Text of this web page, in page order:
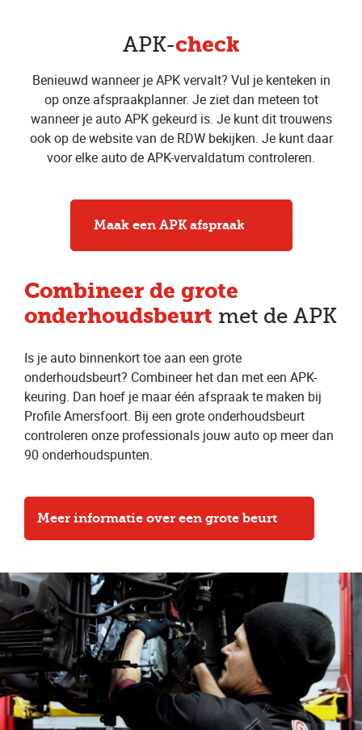
APK-check
Benieuwd wanneer je APK vervalt? Vul je kenteken in
op onze afspraakplanner. Je ziet dan meteen tot
wanneer je auto APK gekeurd is. Je kunt dit trouwens
ook op de website van de RDW bekijken. Je kunt daar
voor elke auto de APK-vervaldatum controleren.
Maak een APK afspraak
Combineer de grote
onderhoudsbeurt met de APK
Is je auto binnenkort toe aan een grote
onderhoudsbeurt? Combineer het dan met een APK-
keuring. Dan hoef je maar één afspraak te maken bij
Profile Amersfoort. Bij een grote onderhoudsbeurt
controleren onze professionals jouw auto op meer dan
90 onderhoudspunten.
Meer informatie over een grote beurt